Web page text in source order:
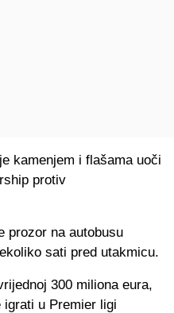
kamenjem i flašama uoči
protiv
prozor na autobusu
sati pred utakmicu.
300 miliona eura,
u Premier ligi